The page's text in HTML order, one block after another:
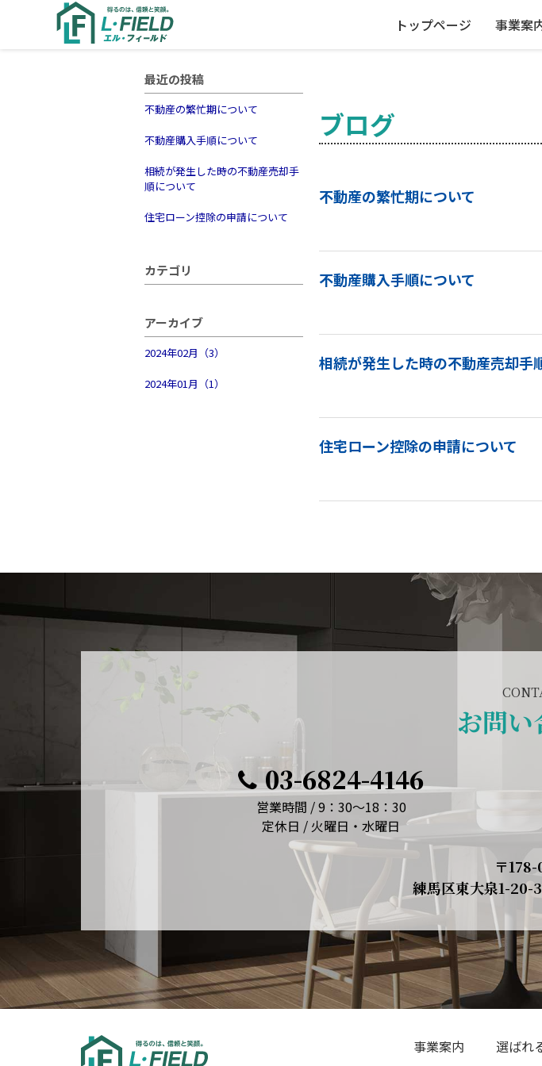
トップページ 事業案
最近の投稿
不動産の繁忙期について
不動産購入手順について
相続が発生した時の不動産売却手
順について
住宅ローン控除の申請について
カテゴリ
アーカイブ
2024年02月（3）
2024年01月（1）
ブログ
不動産の繁忙期について
不動産購入手順について
相続が発生した時の不動産売却手
住宅ローン控除の申請について
お問
03-6824-4146
営業時間 / 9：30～18：30
定休日 / 火曜日・水曜日
〒
練馬区東大泉1-
事業案内 選ばれ